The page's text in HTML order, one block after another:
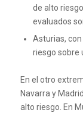
de alto
evaluados
Asturias,
riesgo sobre
En el otro
Navarra y
alto riesgo. En